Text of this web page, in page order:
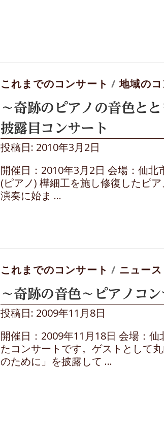
これまでのコンサート /地域の
～奇跡のピアノの音色と
披露目コンサート
投稿日: 2010年3月2日
開催日：2010年3月2日 会場：仙
(ピアノ) 樺細工を施し修復したピ
演奏に始ま …
これまでのコンサート / ニュース
～奇跡の音色～ピアノコ
投稿日: 2009年11月8日
開催日：2009年11月18日 会場：
たコンサートです。ゲストとして
のために」を披露して …